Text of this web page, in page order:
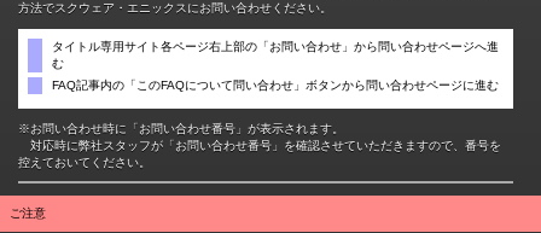
方法でスクウェア・エニックスにお問い合わせください。
タイトル専用サイト各ページ右上部の「お問い合わせ」から問い合わせページへ進
む
FAQ記事内の「このFAQについて問い合わせ」ボタンから問い合わせページに進む
※お問い合わせ時に「お問い合わせ番号」が表示されます。
対応時に弊社スタッフが「お問い合わせ番号」を確認させていただきますので、番号を
控えておいてください。
ご注意